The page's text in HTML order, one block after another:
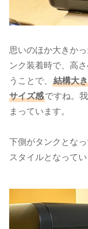
思いのほか大きか
ンク装着時で、高
うことで、
結構大
サイズ感ですね。
まっています。
下側がタンクとな
スタイルとなってい